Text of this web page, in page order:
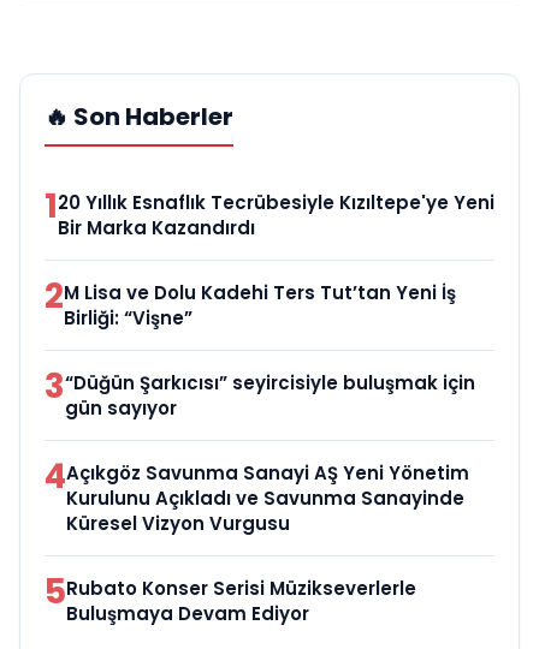
🔥 Son Haberler
120 Yıllık Esnaflık Tecrübesiyle Kızıltepe'ye Yeni
Bir Marka Kazandırdı
2M Lisa ve Dolu Kadehi Ters Tut’tan Yeni İş
Birliği: “Vişne”
3“Düğün Şarkıcısı” seyircisiyle buluşmak için
gün sayıyor
4Açıkgöz Savunma Sanayi AŞ Yeni Yönetim
Kurulunu Açıkladı ve Savunma Sanayinde
Küresel Vizyon Vurgusu
5Rubato Konser Serisi Müzikseverlerle
Buluşmaya Devam Ediyor